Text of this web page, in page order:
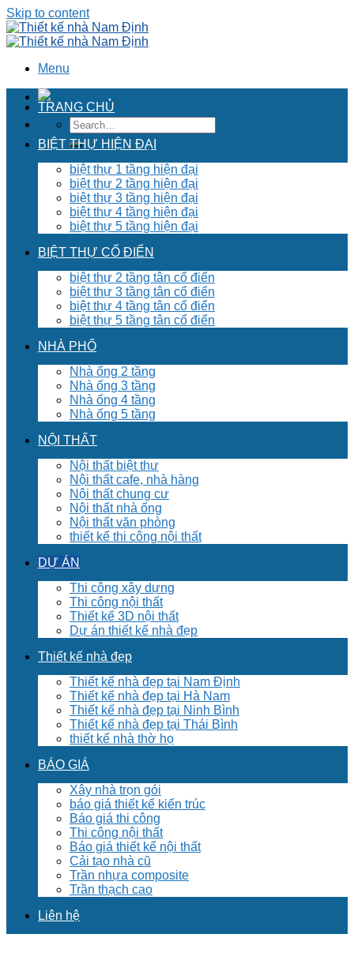
Skip to content
Menu
TRANG CHỦ
BIỆT THỰ HIỆN ĐẠI
biệt thự 1 tầng hiện đại
biệt thự 2 tầng hiện đại
biệt thự 3 tầng hiện đại
biệt thự 4 tầng hiện đại
biệt thự 5 tầng hiện đại
BIỆT THỰ CỔ ĐIỂN
biệt thự 2 tầng tân cổ điển
biệt thự 3 tầng tân cổ điển
biệt thự 4 tầng tân cổ điển
biệt thự 5 tầng tân cổ điển
NHÀ PHỐ
Nhà ống 2 tầng
Nhà ống 3 tầng
Nhà ống 4 tầng
Nhà ống 5 tầng
NỘI THẤT
Nội thất biệt thư
Nội thất cafe, nhà hàng
Nội thất chung cư
Nội thất nhà ống
Nội thất văn phòng
thiết kế thi công nội thất
DỰ ÁN
Thi công xây dựng
Thi công nội thất
Thiết kế 3D nội thất
Dự án thiết kế nhà đẹp
Thiết kế nhà đẹp
Thiết kế nhà đẹp tại Nam Định
Thiết kế nhà đẹp tại Hà Nam
Thiết kế nhà đẹp tại Ninh Bình
Thiết kế nhà đẹp tại Thái Bình
thiết kế nhà thờ họ
BÁO GIÁ
Xây nhà trọn gói
báo giá thiết kế kiến trúc
Báo giá thi công
Thi công nội thất
Báo giá thiết kế nội thất
Cải tạo nhà cũ
Trần nhựa composite
Trần thạch cao
Liên hệ